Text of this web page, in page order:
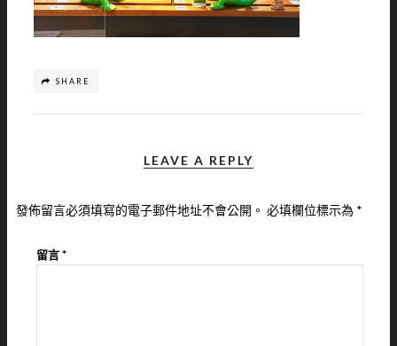
SHARE
LEAVE A REPLY
發佈留言必須填寫的電子郵件地址不會公開。 必填欄位標示為 *
留言*